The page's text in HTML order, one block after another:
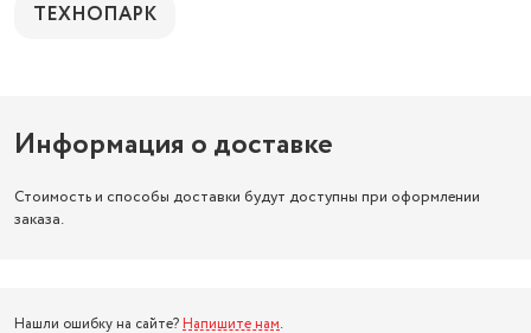
ТЕХНОПАРК
Информация о доставке
Стоимость и способы доставки будут доступны при оформлении
заказа.
Нашли ошибку на сайте? Напишите нам.